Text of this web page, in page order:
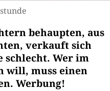
behaupten, aus
verkauft sich
schlecht. Wer im
will, muss einen
Werbung!